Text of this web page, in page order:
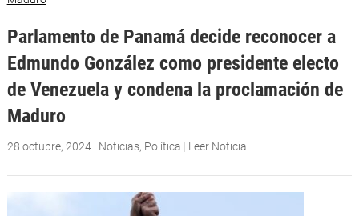
Parlamento de Panamá decide reconocer a
Edmundo González como presidente electo
de Venezuela y condena la proclamación de
Maduro
28 octubre, 2024| Noticias, Política | Leer Noticia